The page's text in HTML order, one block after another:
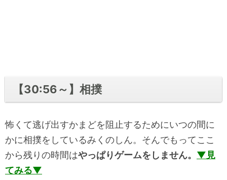
【30:56～】相撲
怖くて逃げ出すかまどを阻止するためにいつの間に
かに相撲をしているみくのしん。そんでもってここ
から残りの時間はやっぱりゲームをしません。 ▼見
てみる▼